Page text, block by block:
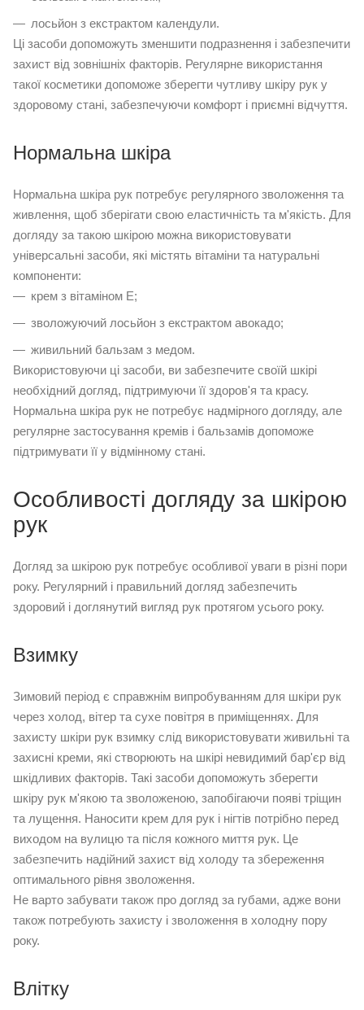
лосьйон з екстрактом календули.
Ці засоби допоможуть зменшити подразнення і забезпечити
захист від зовнішніх факторів. Регулярне використання
такої косметики допоможе зберегти чутливу шкіру рук у
здоровому стані, забезпечуючи комфорт і приємні відчуття.
Нормальна шкіра
Нормальна шкіра рук потребує регулярного зволоження та
живлення, щоб зберігати свою еластичність та м'якість. Для
догляду за такою шкірою можна використовувати
універсальні засоби, які містять вітаміни та натуральні
компоненти:
крем з вітаміном E;
зволожуючий лосьйон з екстрактом авокадо;
живильний бальзам з медом.
Використовуючи ці засоби, ви забезпечите своїй шкірі
необхідний догляд, підтримуючи її здоров'я та красу.
Нормальна шкіра рук не потребує надмірного догляду, але
регулярне застосування кремів і бальзамів допоможе
підтримувати її у відмінному стані.
Особливості догляду за шкірою
рук
Догляд за шкірою рук потребує особливої уваги в різні пори
року. Регулярний і правильний догляд забезпечить
здоровий і доглянутий вигляд рук протягом усього року.
Взимку
Зимовий період є справжнім випробуванням для шкіри рук
через холод, вітер та сухе повітря в приміщеннях. Для
захисту шкіри рук взимку слід використовувати живильні та
захисні креми, які створюють на шкірі невидимий бар'єр від
шкідливих факторів. Такі засоби допоможуть зберегти
шкіру рук м'якою та зволоженою, запобігаючи появі тріщин
та лущення. Наносити крем для рук і нігтів потрібно перед
виходом на вулицю та після кожного миття рук. Це
забезпечить надійний захист від холоду та збереження
оптимального рівня зволоження.
Не варто забувати також про догляд за губами, адже вони
також потребують захисту і зволоження в холодну пору
року.
Влітку